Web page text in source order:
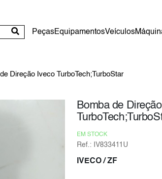
PeçasEquipamentosVeículos
Direção Iveco TurboTech;TurboStar
Bomba de
EM STOCK
Ref.: IV833411U
IVECO / ZF